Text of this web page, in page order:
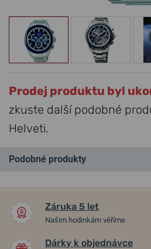
Prodej produktu byl
zkuste další podobné
Helveti.
Podobné produkty
Záruka 5 let
Našim hodinkám věříme
Dárky k objednávce